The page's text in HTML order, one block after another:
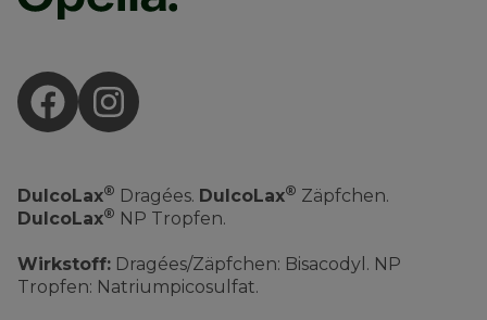
DulcoLax® Dragées. DulcoLax® Zäpfchen.
DulcoLax® NP Tropfen.
Wirkstoff: Dragées/Zäpfchen: Bisacodyl. NP
Tropfen: Natriumpicosulfat.